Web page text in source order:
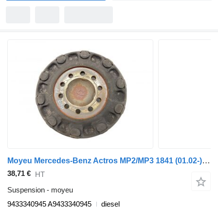
Moyeu Mercedes-Benz Actros MP2/MP3 1841 (01.02-) 9433340945 pour tracteur routier Mercedes-Benz Actros, Axor MP1, MP2, MP3 (1996-2014)
38,71 € HT
Suspension - moyeu
9433340945 A9433340945
diesel